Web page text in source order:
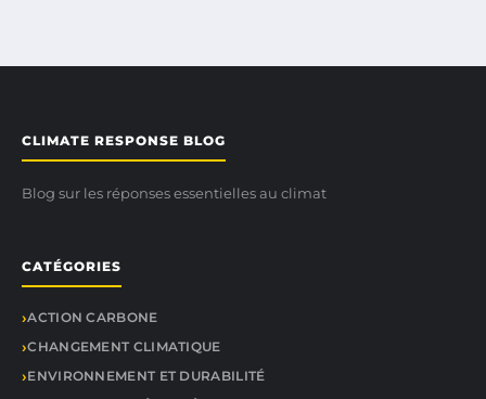
CLIMATE RESPONSE BLOG
Blog sur les réponses essentielles au climat
CATÉGORIES
ACTION CARBONE
CHANGEMENT CLIMATIQUE
ENVIRONNEMENT ET DURABILITÉ